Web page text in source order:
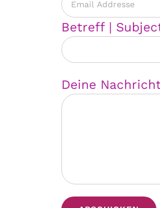
Betreff |
Deine